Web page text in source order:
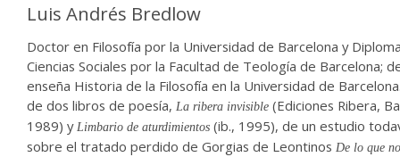
Luis Andrés Bredlow
Doctor en Filosofía por la Universidad de Barcelona y
Ciencias Sociales por la Facultad de Teología de Barcelona;
enseña Historia de la Filosofía en la Universidad de
de dos libros de poesía, La ribera invisible (Ediciones Ribera,
1989) y Limbario de aturdimientos (ib., 1995), de un estudio
sobre el tratado perdido de Gorgias de Leontinos De lo que